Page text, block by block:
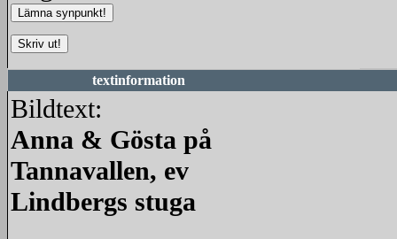
textinformation
Bildtext:
Anna & Gösta på
Tannavallen, ev
Lindbergs stuga